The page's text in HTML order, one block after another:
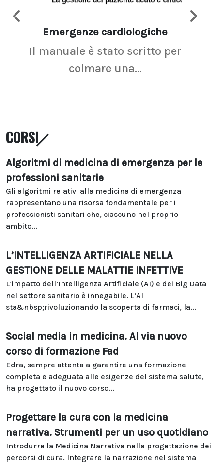
Emergenze cardiologiche
Il manuale è stato scritto per
colmare una...
CORSI
Algoritmi di medicina di emergenza per le
professioni sanitarie
Gli algoritmi relativi alla medicina di emergenza
rappresentano una risorsa fondamentale per i
professionisti sanitari che, ciascuno nel proprio
ambito...
L’INTELLIGENZA ARTIFICIALE NELLA
GESTIONE DELLE MALATTIE INFETTIVE
L’impatto dell’Intelligenza Artificiale (AI) e dei Big Data
nel settore sanitario è innegabile. L’AI
sta&nbsp;rivoluzionando la scoperta di farmaci, la...
Social media in medicina. Al via nuovo
corso di formazione Fad
Edra, sempre attenta a garantire una formazione
completa e adeguata alle esigenze del sistema salute,
ha progettato il nuovo corso...
Progettare la cura con la medicina
narrativa. Strumenti per un uso quotidiano
Introdurre la Medicina Narrativa nella progettazione dei
percorsi di cura. Integrare la narrazione nel sistema